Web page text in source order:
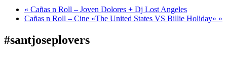
« Cañas n Roll – Joven Dolores + Dj Lost Angeles
Cañas n Roll – Cine «The United States VS Billie Holiday» »
#santjoseplovers